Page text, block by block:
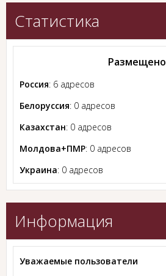
Статистика
Размещено
Россия: 6 адресов
Белоруссия: 0 адресов
Казахстан: 0 адресов
Молдова+ПМР: 0 адресов
Украина: 0 адресов
Информация
Уважаемые пользователи